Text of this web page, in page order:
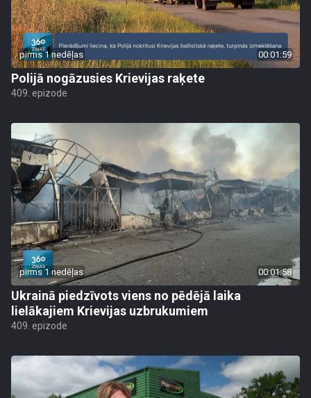
pirms 1 nedēļas 00:01:59
Polijā nogāzusies Krievijas raķete
409. epizode
pirms 1 nedēļas 00:01:58
Ukrainā piedzīvots viens no pēdējā laika
lielākajiem Krievijas uzbrukumiem
409. epizode